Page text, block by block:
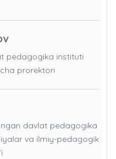
pedagogika instituti
prorektori
davlat pedagogika
va ilmiy-pedagogik